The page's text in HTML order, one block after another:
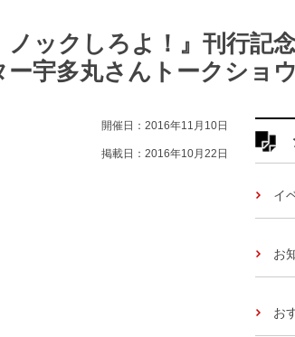
ノックしろよ！』刊行記
ー宇多丸さんトークショウ
開催日：2016年11月10日
掲載日：2016年10月22日
イ
お
お